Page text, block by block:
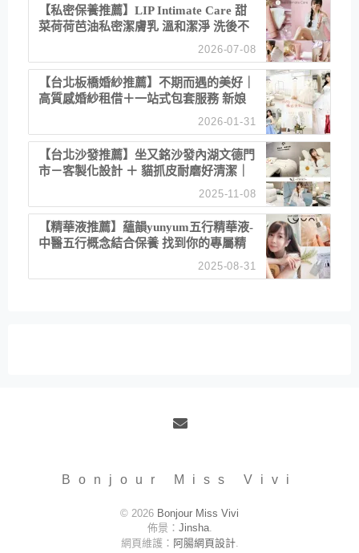
【私密保養推薦】LIP Intimate Care 甜
菜荷荷芭油私密潔膚乳 溫和潔淨 洗後不
2026-07-08
【台北板橋婚紗推薦】不期而遇的美好｜
高質感婚紗租借＋一站式包套服務 新娘
2026-01-31
【台北沙發推薦】坐又銘沙發內湖文德門
市－客製化設計 ＋ 貓抓皮耐磨好清潔｜
直營直銷、價格透明 高CP值打造夢想
居家風格
2025-11-08
【精華液推薦】蘊韻yunyum五行精華液-
中醫五行概念結合保養 找到你的專屬精
華！ 水㊀土㊀就選「潤・賦精華」維持
肌膚剛剛好的平衡
2025-08-31
Bonjour Miss Vivi
© 2026 Bonjour Miss Vivi
佈景： Jinsha.
網頁維護： 阿腸網頁設計.